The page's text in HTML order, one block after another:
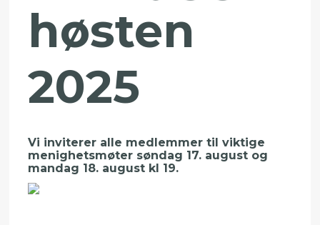
høsten
2025
Vi inviterer alle medlemmer til viktige
menighetsmøter søndag 17. august og
mandag 18. august kl 19.